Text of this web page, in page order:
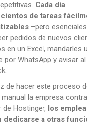
Cada día
de tareas
–pero
pedidos de nuevos
en un Excel, mandarles
por WhatsApp y avisar al
de hacer este proceso
manual la empresa
de Hostinger, los
dedicarse a otras